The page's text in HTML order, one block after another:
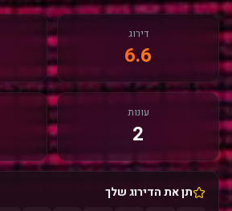
דירוג
6.6
עונות
2
תן את הדירוג שלך